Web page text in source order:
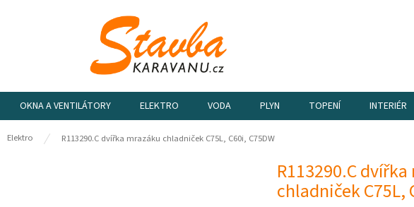
OKNA A VENTILÁTORY ELEKTRO VODA PLYN TOPENÍ INTERIÉR
Elektro R113290.C dvířka mrazáku chladniček C75L, C60i, C75DW
R113290.C
chladniček C75L,